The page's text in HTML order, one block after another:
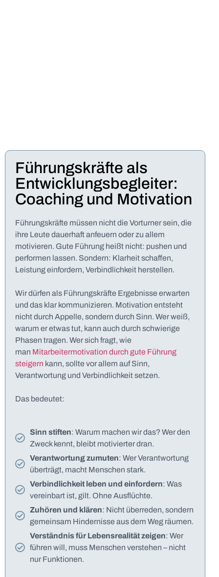
Führungskräfte als
Entwicklungsbegleiter:
Coaching und Motivation
Führungskräfte müssen nicht die Vorturner sein, die
ihre Leute dauerhaft anfeuern oder zu allem
motivieren. Gute Führung heißt nicht: pushen und
performen lassen. Sondern: Klarheit schaffen,
Leistung einfordern, Verbindlichkeit herstellen.
Wir dürfen als Führungskräfte Ergebnisse erwarten
und das klar kommunizieren. Motivation entsteht
nicht durch Appelle, sondern durch Sinn. Wer weiß,
warum er etwas tut, kann auch durch schwierige
Phasen tragen. Wer sich fragt, wie
man Mitarbeitermotivation durch gute Führung
steigern kann, sollte vor allem auf Sinn,
Verantwortung und Verbindlichkeit setzen.
Das bedeutet:
Sinn stiften: Warum machen wir das? Wer den
Zweck kennt, bleibt motivierter dran.
Verantwortung zumuten: Wer Verantwortung
überträgt, macht Menschen stark.
Verbindlichkeit leben und einfordern: Was
vereinbart ist, gilt. Ohne Ausflüchte.
Zuhören und klären: Nicht überreden, sondern
gemeinsam Hindernisse aus dem Weg räumen.
Verständnis für Lebensrealität zeigen: Wer
führen will, muss Menschen verstehen – nicht
nur Funktionen.